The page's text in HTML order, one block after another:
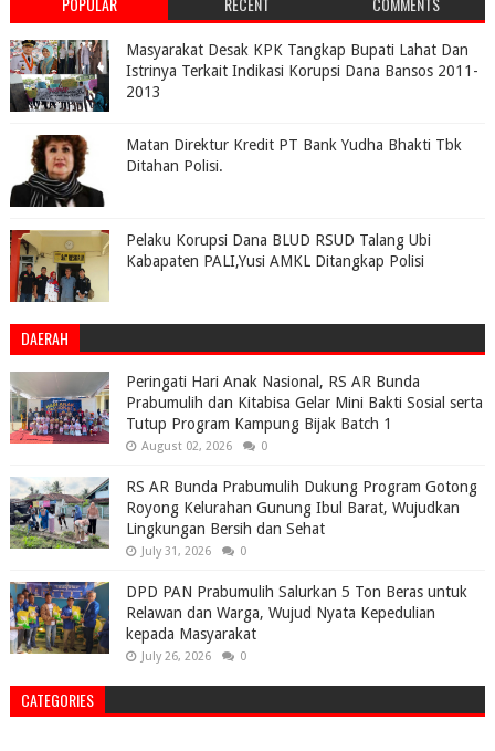
Masyarakat Desak KPK Tangkap Bupati Lahat Dan
Istrinya Terkait Indikasi Korupsi Dana Bansos 2011-
2013
Matan Direktur Kredit PT Bank Yudha Bhakti Tbk
Ditahan Polisi.
Pelaku Korupsi Dana BLUD RSUD Talang Ubi
Kabapaten PALI,Yusi AMKL Ditangkap Polisi
DAERAH
Peringati Hari Anak Nasional, RS AR Bunda
Prabumulih dan Kitabisa Gelar Mini Bakti Sosial serta
Tutup Program Kampung Bijak Batch 1
August 02, 2026 0
RS AR Bunda Prabumulih Dukung Program Gotong
Royong Kelurahan Gunung Ibul Barat, Wujudkan
Lingkungan Bersih dan Sehat
July 31, 2026 0
DPD PAN Prabumulih Salurkan 5 Ton Beras untuk
Relawan dan Warga, Wujud Nyata Kepedulian
kepada Masyarakat
July 26, 2026 0
CATEGORIES